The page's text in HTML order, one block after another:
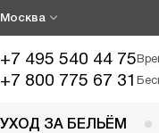
Москва
+7 495 540 44 75
+7 800 775 67 31
УХОД ЗА БЕЛЬЁМ